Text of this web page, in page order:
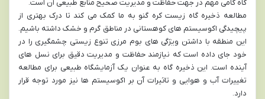
گاه گامی مهم در جهت حفاظت و مدیریت صحیح منابع طبیعی آن است.
مطالعه ذخیره گاه زیست کره گنو به ما کمک می کند تا درک بهتری از
پیچیدگی اکوسیستم های کوهستانی در مناطق گرم و خشک داشته باشیم.
این منطقه با داشتن ویژگی های بوم مرزی تنوع زیستی چشمگیری را در
خود جای داده است که نیازمند حفاظت و مدیریت دقیق برای نسل های
آینده است. این ذخیره گاه به عنوان یک آزمایشگاه طبیعی برای مطالعه
تغییرات آب و هوایی و تاثیرات آن بر اکوسیستم ها نیز مورد توجه قرار
دارد.